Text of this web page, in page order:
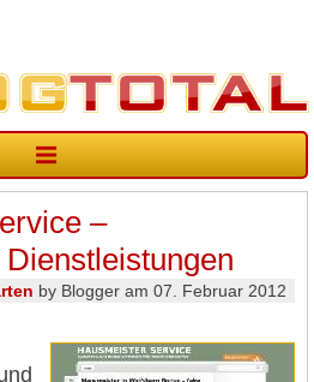
–
by Blogger am 07. Februar 2012